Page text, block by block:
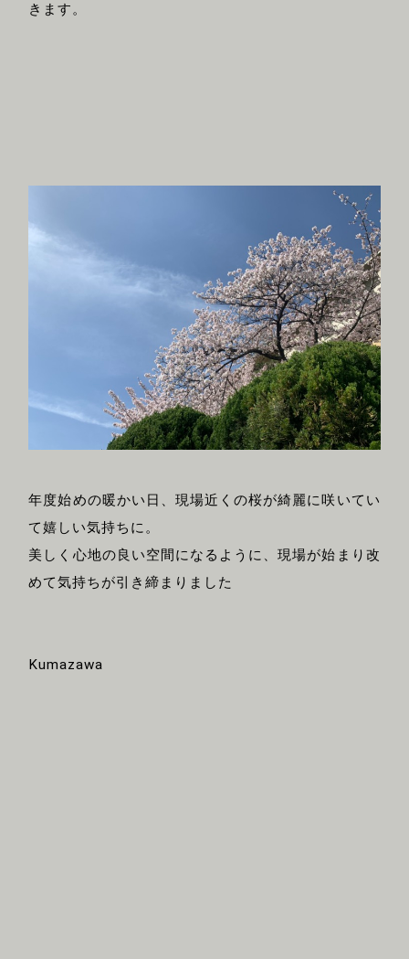
きます。
年度始めの暖かい日、現場近くの桜が綺麗に咲いてい
て嬉しい気持ちに。
美しく心地の良い空間になるように、現場が始まり改
めて気持ちが引き締まりました
Kumazawa